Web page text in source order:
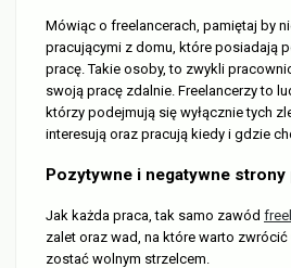
Mówiąc o freelancerach, pamiętaj by
pracującymi z domu, które posiadają
pracę. Takie osoby, to zwykli
swoją pracę zdalnie. Freelancerzy to
którzy podejmują się wyłącznie tych
interesują oraz pracują kiedy i gdzie
Pozytywne i negatywne
Jak każda praca, tak samo zawód
zalet oraz wad, na które warto
zostać wolnym strzelcem.